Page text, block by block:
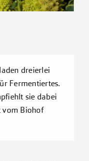
dreierlei
Fermentiertes.
sie dabei
vom Biohof